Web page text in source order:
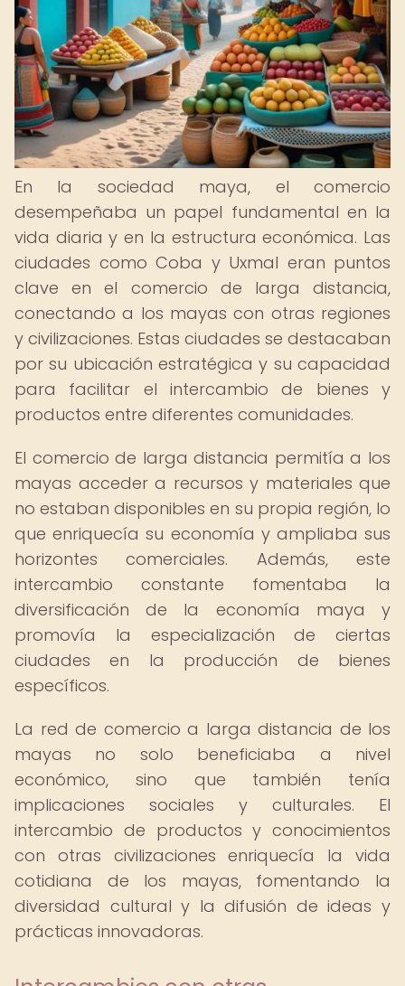
En la sociedad maya, el comercio
desempeñaba un papel fundamental en la
vida diaria y en la estructura económica. Las
ciudades como Coba y Uxmal eran puntos
clave en el comercio de larga distancia,
conectando a los mayas con otras regiones
y civilizaciones. Estas ciudades se destacaban
por su ubicación estratégica y su capacidad
para facilitar el intercambio de bienes y
productos entre diferentes comunidades.
El comercio de larga distancia permitía a los
mayas acceder a recursos y materiales que
no estaban disponibles en su propia región, lo
que enriquecía su economía y ampliaba sus
horizontes comerciales. Además, este
intercambio constante fomentaba la
diversificación de la economía maya y
promovía la especialización de ciertas
ciudades en la producción de bienes
específicos.
La red de comercio a larga distancia de los
mayas no solo beneficiaba a nivel
económico, sino que también tenía
implicaciones sociales y culturales. El
intercambio de productos y conocimientos
con otras civilizaciones enriquecía la vida
cotidiana de los mayas, fomentando la
diversidad cultural y la difusión de ideas y
prácticas innovadoras.